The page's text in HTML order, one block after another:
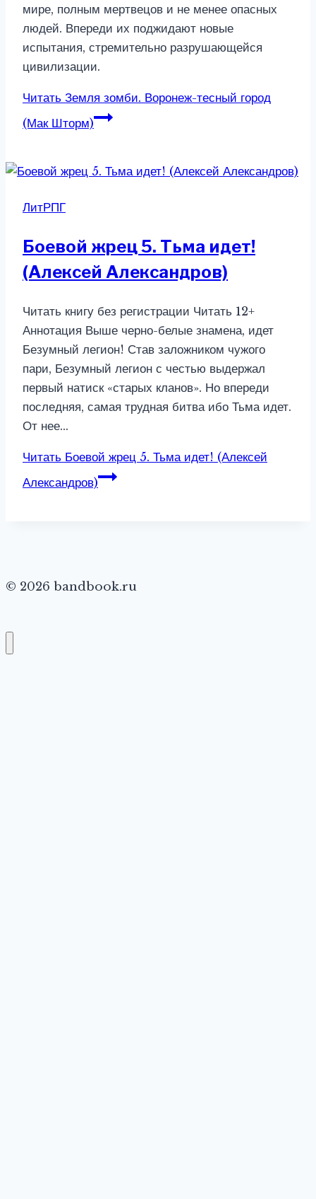
мире, полным мертвецов и не менее опасных
людей. Впереди их поджидают новые
испытания, стремительно разрушающейся
цивилизации.
Читать Земля зомби. Воронеж-тесный город
(Мак Шторм)
ЛитРПГ
Боевой жрец 5. Тьма идет!
(Алексей Александров)
Читать книгу без регистрации Читать 12+
Аннотация Выше черно-белые знамена, идет
Безумный легион! Став заложником чужого
пари, Безумный легион с честью выдержал
первый натиск «старых кланов». Но впереди
последняя, самая трудная битва ибо Тьма идет.
От нее…
Читать Боевой жрец 5. Тьма идет! (Алексей
Александров)
© 2026 bandbook.ru